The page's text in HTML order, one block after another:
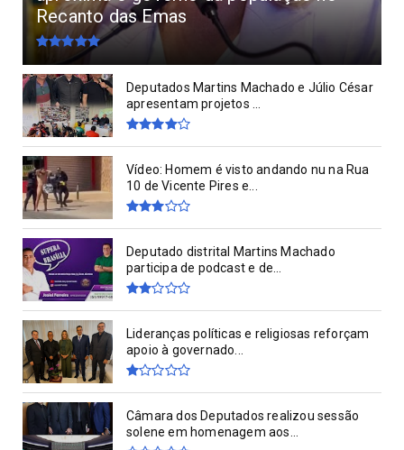
Recanto das Emas
Deputados Martins Machado e Júlio César
apresentam projetos ...
Vídeo: Homem é visto andando nu na Rua
10 de Vicente Pires e...
Deputado distrital Martins Machado
participa de podcast e de...
Lideranças políticas e religiosas reforçam
apoio à governado...
Câmara dos Deputados realizou sessão
solene em homenagem aos...